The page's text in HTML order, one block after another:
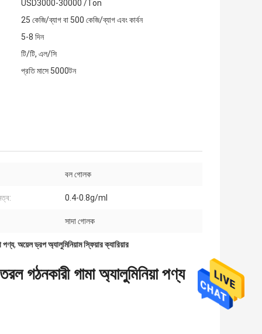
USD3000-30000 /Ton
25 কেজি/ব্যাগ বা 500 কেজি/ব্যাগ এবং কার্বন
5-8 দিন
টি/টি, এল/সি
প্রতি মাসে 5000টন
বল গোলক
0.4-0.8g/ml
সাদা গোলক
পণ্য, অয়েল ড্রপ অ্যালুমিনিয়াম স্ফিয়ার ক্যারিয়ার
গঠনকারী গামা অ্যালুমিনিয়া পণ্য